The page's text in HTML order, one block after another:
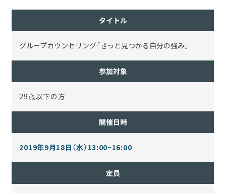
タイトル
グループカウンセリング「きっと見つかる自分の強み」
参加対象
29歳以下の方
開催日時
2019年9月18日（水）13:00~16:00
定員